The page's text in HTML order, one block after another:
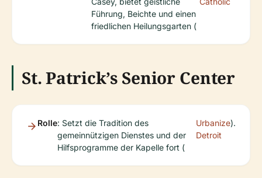
Führung, Beichte und einen
friedlichen Heilungsgarten (
St. Patrick’s Senior Center
Rolle: Setzt die Tradition des
gemeinnützigen Dienstes und der
Hilfsprogramme der Kapelle fort (
Urbanize
Detroit
).